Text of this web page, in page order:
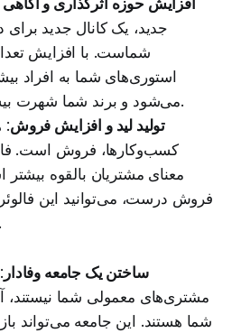
افزایش حوزه اثرگذاری و آگاهی
جدید، یک کانال جدید
شماست. با افزایش
استوری‌های شما به افراد
می‌شود و برند شما شهرت بیشتری پیدا می‌کند.
تولید لید و افزایش فروش:
کسب‌وکارها، فروش است.
معنای مشتریان بالقوه بیشتر
فروش درست، می‌توانید این
وفادار تبدیل کنید.
ساختن یک جامعه وفادار
مشتری‌های معمولی شما نیستند،
شما هستند. این جامعه می‌تواند